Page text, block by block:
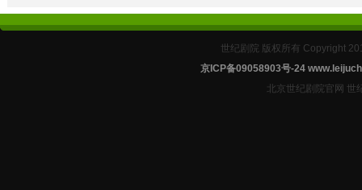
世纪剧院 版权所有 Copyright
京ICP备09058903号-24
北京世纪剧院官网 世